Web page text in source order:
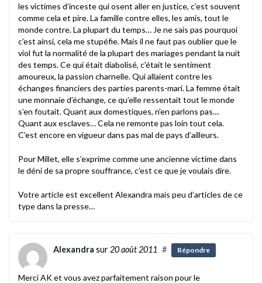
les victimes d’inceste qui osent aller en justice, c’est souvent
comme cela et pire. La famille contre elles, les amis, tout le
monde contre. La plupart du temps… Je ne sais pas pourquoi
c’est ainsi, cela me stupéfie. Mais il ne faut pas oublier que le
viol fut la normalité de la plupart des mariages pendant la nuit
des temps. Ce qui était diabolisé, c’était le sentiment
amoureux, la passion charnelle. Qui allaient contre les
échanges financiers des parties parents-mari. La femme était
une monnaie d’échange, ce qu’elle ressentait tout le monde
s’en foutait. Quant aux domestiques, n’en parlons pas…
Quant aux esclaves… Cela ne remonte pas loin tout cela.
C’est encore en vigueur dans pas mal de pays d’ailleurs.
Pour Millet, elle s’exprime comme une ancienne victime dans
le déni de sa propre souffrance, c’est ce que je voulais dire.
Votre article est excellent Alexandra mais peu d’articles de ce
type dans la presse…
Alexandra sur 20 août 2011 # Répondre
Merci AK et vous avez parfaitement raison pour le